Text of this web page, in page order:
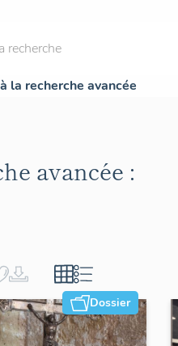
la recherche avancée
avancée :
Dossier